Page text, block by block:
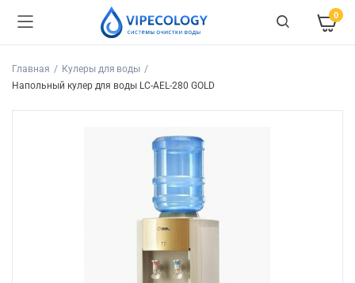
0
Главная
Кулеры для воды
Напольный кулер для воды LC-AEL-280 GOLD